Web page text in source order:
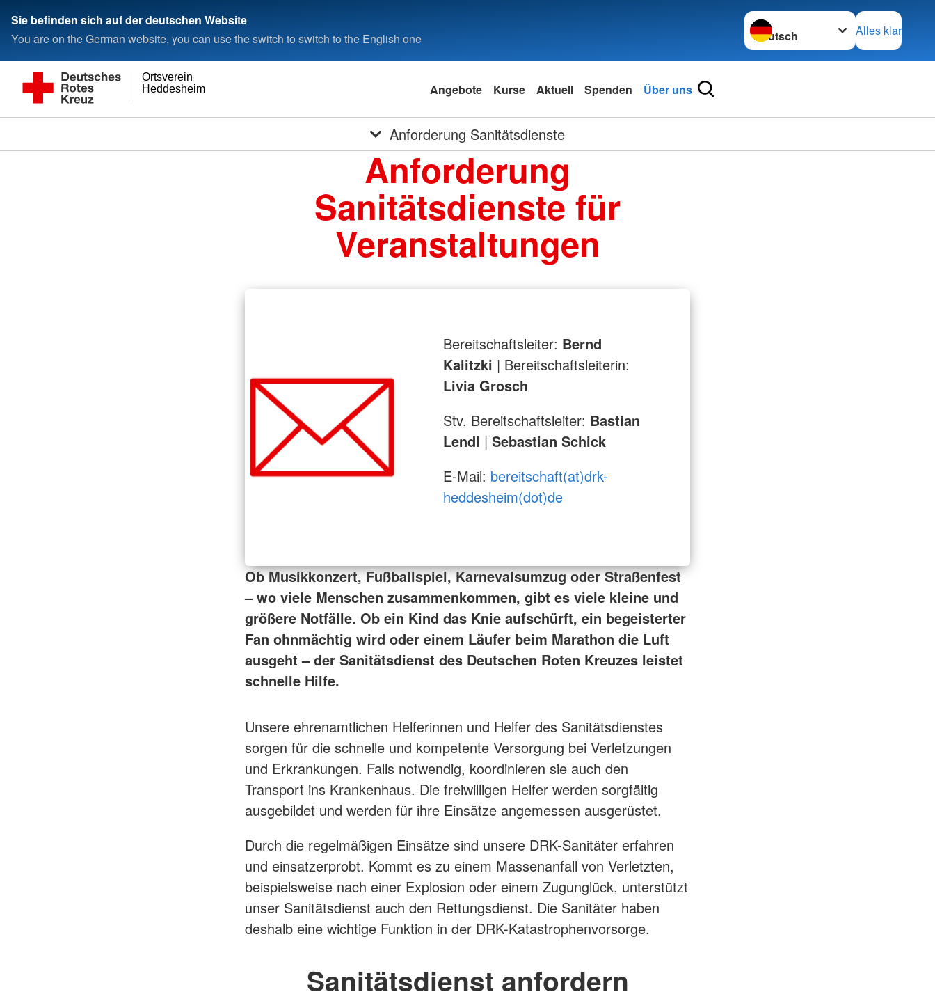
Sie befinden sich auf der deutschen Website
You are on the German website, you can use the switch to switch to the English one
Sprache wechseln zu
Alles klar
Heddesheim
Ortsverein
Angebote Kurse Aktuell Spenden Über uns
Anforderung Sanitätsdienste
Anforderung
Sanitätsdienste für
Veranstaltungen
Bereitschaftsleiter: Bernd
Kalitzki | Bereitschaftsleiterin:
Livia Grosch
Stv. Bereitschaftsleiter: Bastian
Lendl |Sebastian Schick
E-Mail: bereitschaft(at)drk-
heddesheim(dot)de
Ob Musikkonzert, Fußballspiel, Karnevalsumzug oder Straßenfest
– wo viele Menschen zusammenkommen, gibt es viele kleine und
größere Notfälle. Ob ein Kind das Knie aufschürft, ein begeisterter
Fan ohnmächtig wird oder einem Läufer beim Marathon die Luft
ausgeht – der Sanitätsdienst des Deutschen Roten Kreuzes leistet
schnelle Hilfe.
Unsere ehrenamtlichen Helferinnen und Helfer des Sanitätsdienstes
sorgen für die schnelle und kompetente Versorgung bei Verletzungen
und Erkrankungen. Falls notwendig, koordinieren sie auch den
Transport ins Krankenhaus. Die freiwilligen Helfer werden sorgfältig
ausgebildet und werden für ihre Einsätze angemessen ausgerüstet.
Durch die regelmäßigen Einsätze sind unsere DRK-Sanitäter erfahren
und einsatzerprobt. Kommt es zu einem Massenanfall von Verletzten,
beispielsweise nach einer Explosion oder einem Zugunglück, unterstützt
unser Sanitätsdienst auch den Rettungsdienst. Die Sanitäter haben
deshalb eine wichtige Funktion in der DRK-Katastrophenvorsorge.
Sanitätsdienst anfordern